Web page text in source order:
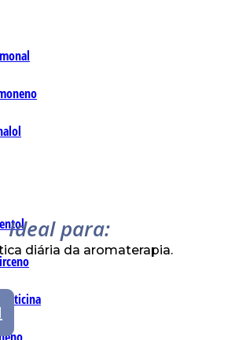
Ideal para:
diária da aromaterapia.